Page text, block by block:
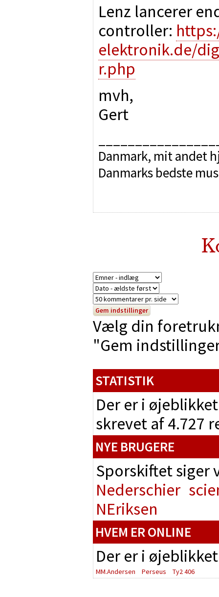
Lenz lancerer
controller:
elektronik.de/
r.php
mvh,
Gert
Danmark, mit andet
Danmarks bedste
Vælg din
"Gem
STATISTIK
Der er i
skrevet af 4.727
NYE BRUGERE
Sporskiftet
Nederschier
NEriksen
HVEM ER ONLINE
Der er i
MM.Andersen Perseus Ty2 406